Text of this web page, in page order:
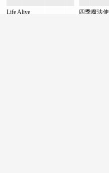
Life Alive 四季魔法使